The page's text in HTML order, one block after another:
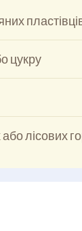
цукру
лісових